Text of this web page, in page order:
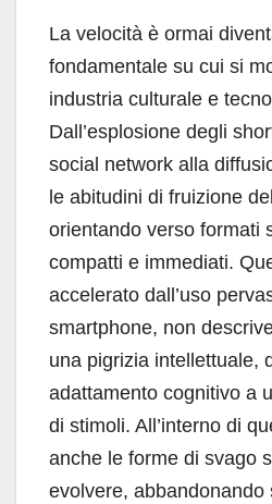
La velocità è ormai
fondamentale su cui si
industria culturale e
Dall’esplosione degli
social network alla
le abitudini di fruizione
orientando verso formati
compatti e immediati.
accelerato dall’uso
smartphone, non
una pigrizia intellettuale,
adattamento cognitivo a
di stimoli. All’interno di
anche le forme di svago
evolvere, abbandonando